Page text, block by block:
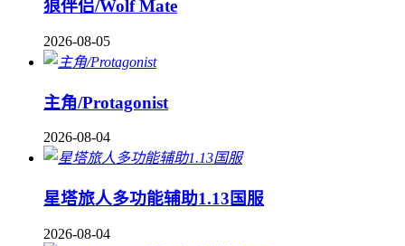
狼伴侣/Wolf Mate
2026-08-05
主角/Protagonist
2026-08-04
星塔旅人多功能辅助1.13国服
2026-08-04